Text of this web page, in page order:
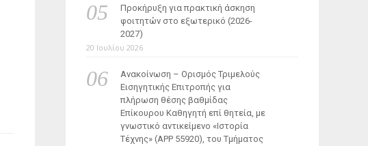
Προκήρυξη για πρακτική άσκηση
φοιτητών στο εξωτερικό (2026-
2027)
20 Ιουλίου 2026
Ανακοίνωση – Ορισμός Τριμελούς
Εισηγητικής Επιτροπής για
πλήρωση θέσης βαθμίδας
Επίκουρου Καθηγητή επί θητεία, με
γνωστικό αντικείμενο «Ιστορία
Τέχνης» (ΑΡΡ 55920), του Τμήματος